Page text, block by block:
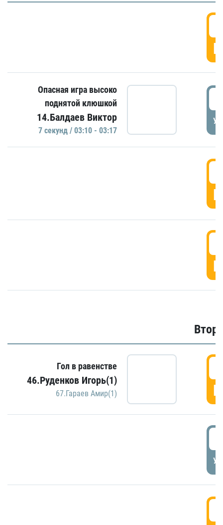
Опасная игра высоко
поднятой клюшкой
14.Балдаев Виктор
7 секунд / 03:10 - 03:17
Гол в равенстве
46.Руденков Игорь(1)
67.Гараев Амир(1)